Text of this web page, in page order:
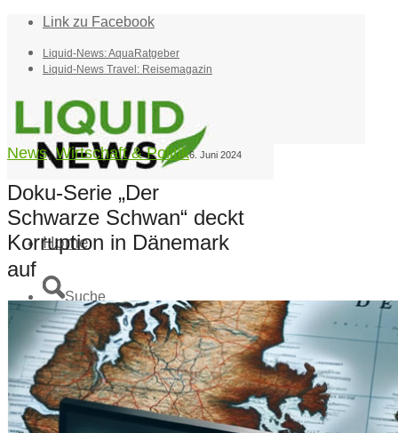
Link zu Facebook
Liquid-News: AquaRatgeber
Liquid-News Travel: Reisemagazin
Home
Suche
Menü Menü
News,Wirtschaft & Politik6. Juni 2024
Doku-Serie „Der
Schwarze Schwan“ deckt
Korruption in Dänemark
auf